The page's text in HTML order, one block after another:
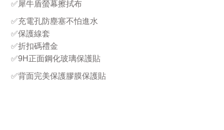
✅犀牛盾螢幕擦拭布
✅充電孔防塵塞不怕進水
✅保護線套
✅折扣碼禮金
✅9H 正面鋼化玻璃保護貼
✅背面完美保護膠膜保護貼